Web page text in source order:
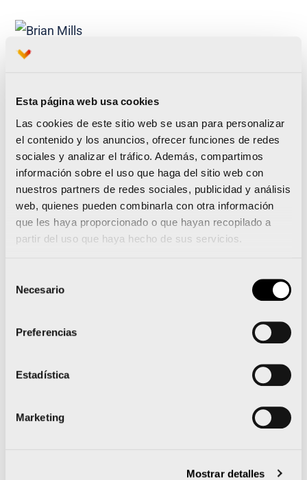
Esta página web usa cookies
Las cookies de este sitio web se usan para personalizar
el contenido y los anuncios, ofrecer funciones de redes
sociales y analizar el tráfico. Además, compartimos
información sobre el uso que haga del sitio web con
nuestros partners de redes sociales, publicidad y análisis
web, quienes pueden combinarla con otra información
que les haya proporcionado o que hayan recopilado a
partir del uso que haya hecho de sus servicios.
Necesario
Preferencias
Estadística
Marketing
Mostrar detalles
siguen haciendo historia
Cita solidaria con Sant Joan de Déu tras el
Maratón Valencia
Noticias relacionadas
La 15K Nocturna Valencia
Gana Energía presenta su
sostenible e inspirada en